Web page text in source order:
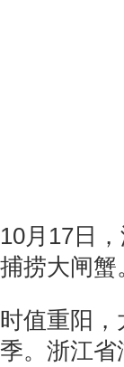
10月17日
捕捞大闸蟹
时值重阳
季。浙江